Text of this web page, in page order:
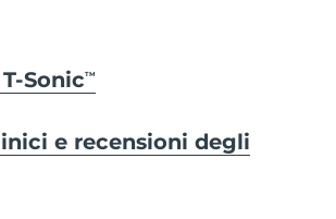
SonicTM
e recensioni degli